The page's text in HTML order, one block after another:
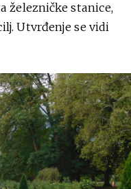
železničke stanice,
Utvrđenje se vidi